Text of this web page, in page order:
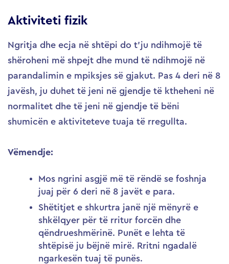
Aktiviteti fizik
Ngritja dhe ecja në shtëpi do t’ju ndihmojë të
shëroheni më shpejt dhe mund të ndihmojë në
parandalimin e mpiksjes së gjakut. Pas 4 deri në 8
javësh, ju duhet të jeni në gjendje të ktheheni në
normalitet dhe të jeni në gjendje të bëni
shumicën e aktiviteteve tuaja të rregullta.
Vëmendje:
Mos ngrini asgjë më të rëndë se foshnja
juaj për 6 deri në 8 javët e para.
Shëtitjet e shkurtra janë një mënyrë e
shkëlqyer për të rritur forcën dhe
qëndrueshmërinë. Punët e lehta të
shtëpisë ju bëjnë mirë. Rritni ngadalë
ngarkesën tuaj të punës.